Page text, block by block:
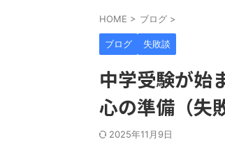
HOME > ブログ >
ブログ 失敗談
中学受験が始
心の準備（失
2025年11月9日